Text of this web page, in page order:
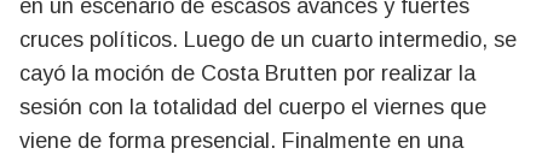
en un escenario de escasos avances y fuertes
cruces políticos. Luego de un cuarto intermedio, se
cayó la moción de Costa Brutten por realizar la
sesión con la totalidad del cuerpo el viernes que
viene de forma presencial. Finalmente en una